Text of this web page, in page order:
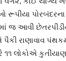
રૂપીયા
જ આવી
રાણાવાવ
લોકોએ